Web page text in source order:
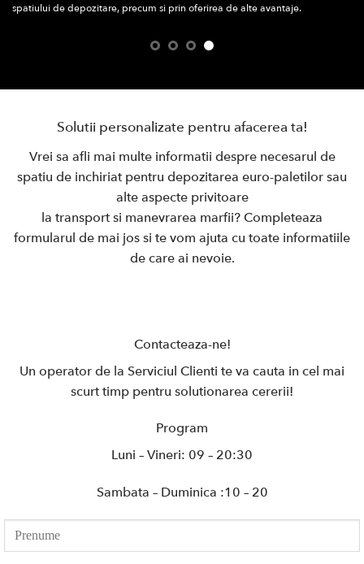
spatiului de depozitare, precum si prin oferirea de alte avantaje.
Solutii personalizate pentru afacerea ta!
Vrei sa afli mai multe informatii despre necesarul de
spatiu de inchiriat pentru depozitarea euro-paletilor sau
alte aspecte privitoare
la transport si manevrarea marfii? Completeaza
formularul de mai jos si te vom ajuta cu toate informatiile
de care ai nevoie.
Contacteaza-ne!
Un operator de la Serviciul Clienti te va cauta in cel mai
scurt timp pentru solutionarea cererii!
Program
Luni – Vineri: 09 – 20:30
Sambata – Duminica :10 – 20